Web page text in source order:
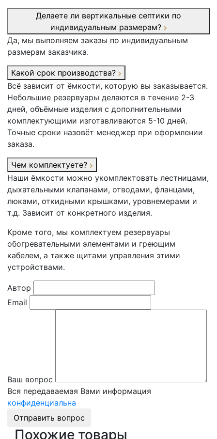
Делаете ли вертикальные септики по
индивидуальным размерам?
Да, мы выполняем заказы по индивидуальным
размерам заказчика.
Какой срок производства?
Всё зависит от ёмкости, которую вы заказывается.
Небольшие резервуары делаются в течение 2-3
дней, объёмные изделия с дополнительными
комплектующими изготавливаются 5-10 дней.
Точные сроки назовёт менеджер при оформлении
заказа.
Чем комплектуете?
Наши ёмкости можно укомплектовать лестницами,
дыхательными клапанами, отводами, фланцами,
люками, откидными крышками, уровнемерами и
т.д. Зависит от конкретного изделия.
Кроме того, мы комплектуем резервуары
обогревательными элементами и греющим
кабелем, а также щитами управления этими
устройствами.
Автор
Email
Ваш вопрос
Вся передаваемая Вами информация
конфиденциальна
Отправить вопрос
Похожие товары